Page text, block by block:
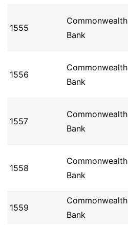
1555
Commonwealth
Bank
1556
Commonwealth
Bank
1557
Commonwealth
Bank
1558
Commonwealth
Bank
1559
Commonwealth
Bank